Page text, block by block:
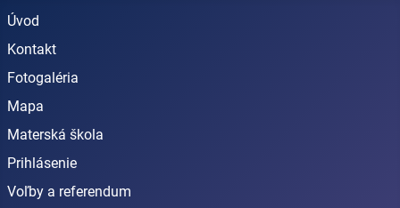
Úvod
Kontakt
Fotogaléria
Mapa
Materská škola
Prihlásenie
Voľby a referendum